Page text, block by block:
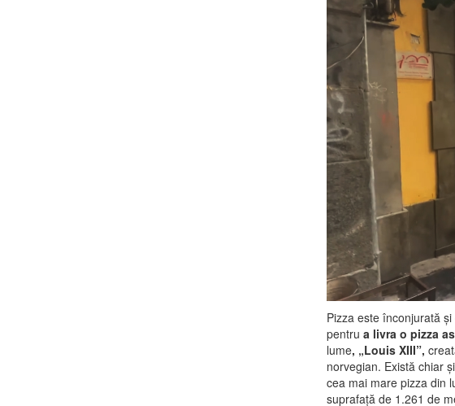
Pizza este înconjurată
pentru a livra o pizza
lume, „Louis XIII”,
norvegian. Există chiar
cea mai mare pizza din
suprafață de 1.261 de